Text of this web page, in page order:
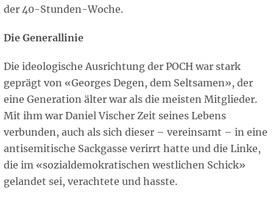
der 40-Stunden-Woche.
Die Generallinie
Die ideologische Ausrichtung der POCH war stark
geprägt von «Georges Degen, dem Seltsamen», der
eine Generation älter war als die meisten Mitglieder.
Mit ihm war Daniel Vischer Zeit seines Lebens
verbunden, auch als sich dieser – vereinsamt – in eine
antisemitische Sackgasse verirrt hatte und die Linke,
die im «sozialdemokratischen westlichen Schick»
gelandet sei, verachtete und hasste.